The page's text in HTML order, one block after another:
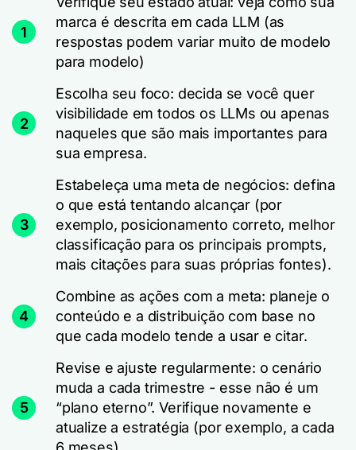
1
marca é descrita em cada LLM (as
respostas podem variar muito de modelo
para modelo)
2
Escolha seu foco: decida se você quer
visibilidade em todos os LLMs ou apenas
naqueles que são mais importantes para
sua empresa.
3
Estabeleça uma meta de negócios: defina
o que está tentando alcançar (por
exemplo, posicionamento correto, melhor
classificação para os principais prompts,
mais citações para suas próprias fontes).
4
Combine as ações com a meta: planeje o
conteúdo e a distribuição com base no
que cada modelo tende a usar e citar.
5
Revise e ajuste regularmente: o cenário
muda a cada trimestre - esse não é um
“plano eterno”. Verifique novamente e
atualize a estratégia (por exemplo, a cada